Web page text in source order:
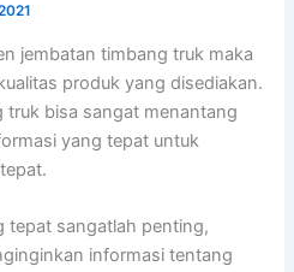
jembatan timbang truk maka
produk yang disediakan.
truk bisa sangat menantang
yang tepat untuk
tepat sangatlah penting,
informasi tentang